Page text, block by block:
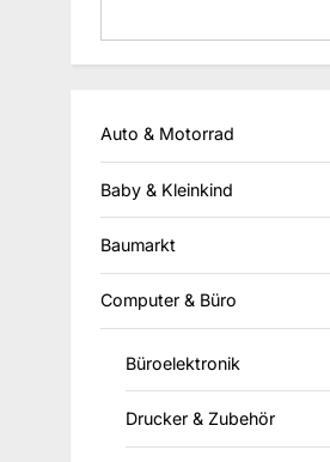
Auto & Motorrad
Baby & Kleinkind
Baumarkt
Computer & Büro
Büroelektronik
Drucker & Zubehör